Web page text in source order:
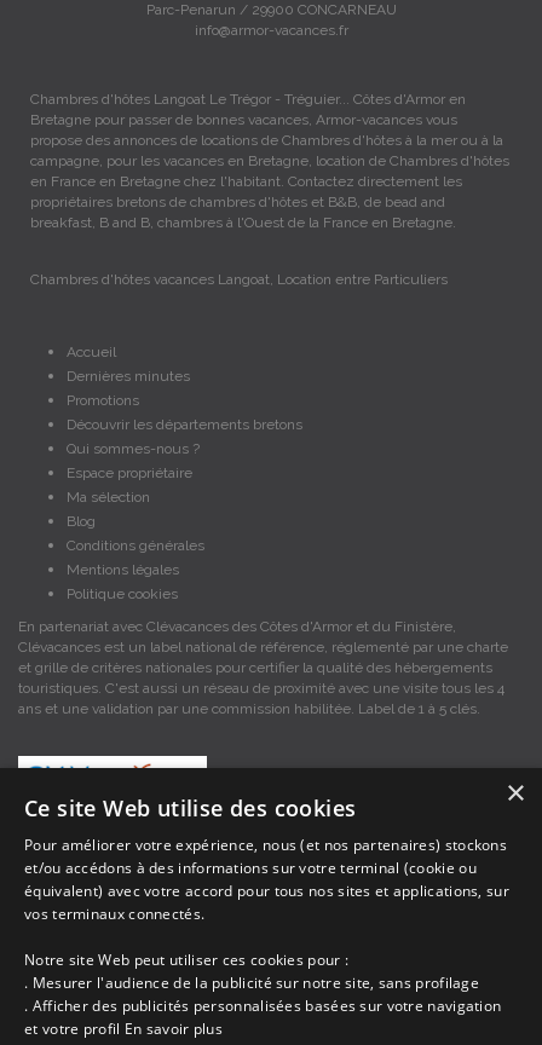
Parc-Penarun / 29900 CONCARNEAU
info@armor-vacances.fr
Chambres d'hôtes Langoat Le Trégor - Tréguier... Côtes d'Armor en
Bretagne pour passer de bonnes vacances, Armor-vacances vous
propose des annonces de locations de Chambres d'hôtes à la mer ou à la
campagne, pour les vacances en Bretagne, location de Chambres d'hôtes
en France en Bretagne chez l'habitant. Contactez directement les
propriétaires bretons de chambres d'hôtes et B&B, de bead and
breakfast, B and B, chambres à l'Ouest de la France en Bretagne.
Chambres d'hôtes vacances Langoat, Location entre Particuliers
Accueil
Dernières minutes
Promotions
Découvrir les départements bretons
Qui sommes-nous ?
Espace propriétaire
Ma sélection
Blog
Conditions générales
Mentions légales
Politique cookies
En partenariat avec Clévacances des Côtes d'Armor et du Finistère,
Clévacances est un label national de référence, réglementé par une charte
et grille de critères nationales pour certifier la qualité des hébergements
touristiques. C'est aussi un réseau de proximité avec une visite tous les 4
ans et une validation par une commission habilitée. Label de 1 à 5 clés.
Les descriptions et photos contenues dans le site Armor-vacances sont sous
la responsabilité des propriétaires, ces informations sont indicatives et non
contractuelles. Les données sont protégées par copyright Armor-vacances.
Armor-vacances n'est pas un organisme et ne touche aucune commission
sur les locations, c'est simplement un annuaire d'hébergements de
vacances en Bretagne, un service de petites annonces de location DE
PARTICULIER A PARTICULIER.
×
Ce site Web utilise des cookies
Pour améliorer votre expérience, nous (et nos partenaires) stockons
et/ou accédons à des informations sur votre terminal (cookie ou
équivalent) avec votre accord pour tous nos sites et applications, sur
vos terminaux connectés.
Notre site Web peut utiliser ces cookies pour :
. Mesurer l'audience de la publicité sur notre site, sans profilage
. Afficher des publicités personnalisées basées sur votre navigation
et votre profil En savoir plus